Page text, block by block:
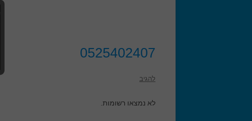
0525402407
להגיב
לא נמצאו רשומות.